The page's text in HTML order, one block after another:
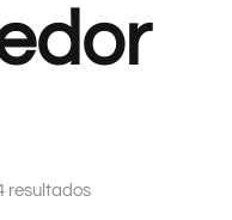
resultados